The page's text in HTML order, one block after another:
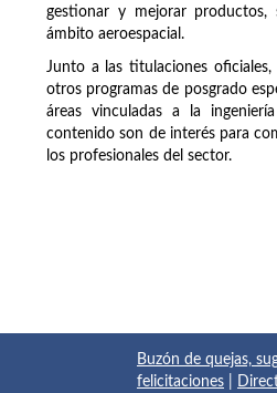
gestionar y mejorar productos,
ámbito aeroespacial.
Junto a las titulaciones oficiales,
otros programas de posgrado
áreas vinculadas a la
contenido son de interés para
los profesionales del sector.
Buzón de quejas,
felicitaciones